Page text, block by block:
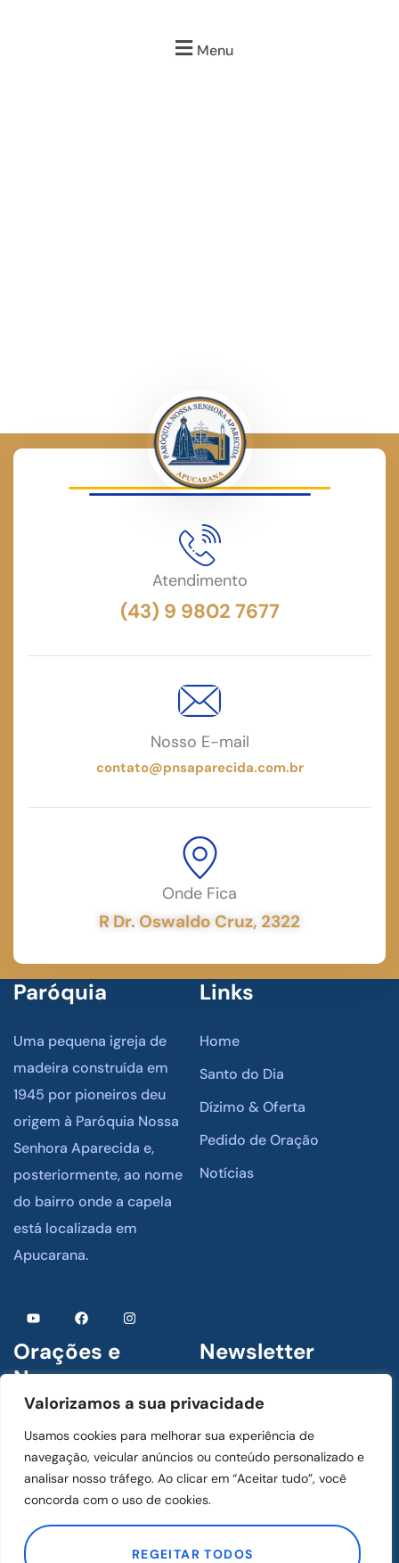
Valorizamos a sua privacidade
Usamos cookies para melhorar sua experiência de
navegação, veicular anúncios ou conteúdo personalizado e
analisar nosso tráfego. Ao clicar em “Aceitar tudo”, você
concorda com o uso de cookies.
REGEITAR TODOS
Menu
Atendimento
(43) 9 9802 7677
Nosso E-mail
contato@pnsaparecida.com.br
Onde Fica
R Dr. Oswaldo Cruz, 2322
Paróquia
Uma pequena igreja de
madeira construída em
1945 por pioneiros deu
origem à Paróquia Nossa
Senhora Aparecida e,
posteriormente, ao nome
do bairro onde a capela
está localizada em
Apucarana.
Links
Home
Santo do Dia
Dízimo & Oferta
Pedido de Oração
Notícias
Orações e
Novenas
1 De Julho De 2024
Menino Jesus de Praga
Mãos Ensanguentadas de
Jesus
Newsletter
Assine para receber
novidades